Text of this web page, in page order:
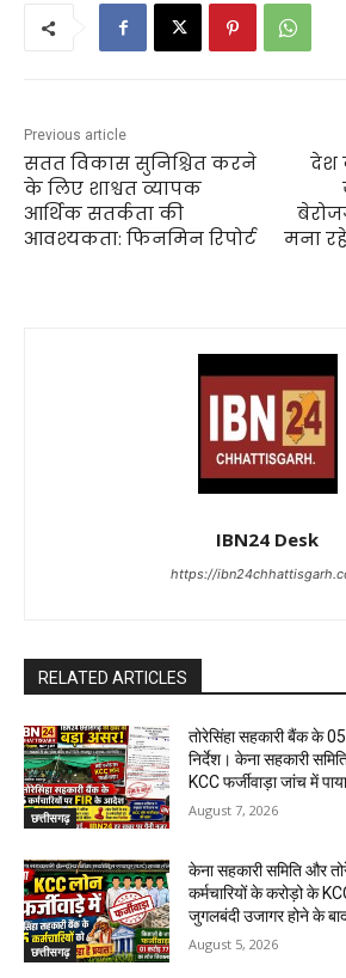
Previous article
सतत विकास सुनिश्चित करने
के लिए शाश्वत व्यापक
आर्थिक सतर्कता की
आवश्यकता: फिनमिन रिपोर्ट
देश
मना
IBN24 Desk
https://
RELATED ARTICLES
छत्तीसगढ़
तोरेसिंहा सहकारी बैंक के
निर्देश। केना सहकारी
KCC फर्जीवाड़ा जांच में
August 7, 2026
छत्तीसगढ़
केना सहकारी समिति और
कर्मचारियों के करोड़ो के
जुगलबंदी उजागर होने के बाद,
August 5, 2026